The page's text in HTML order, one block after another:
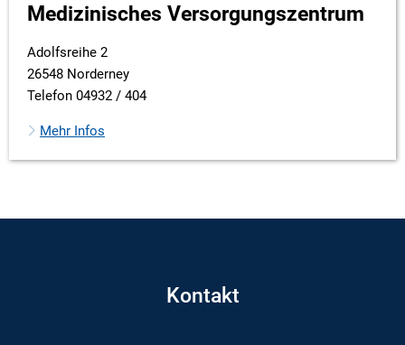
Medizinisches Versorgungszentrum
Adolfsreihe 2
26548 Norderney
Telefon 04932 / 404
Mehr Infos
Kontakt